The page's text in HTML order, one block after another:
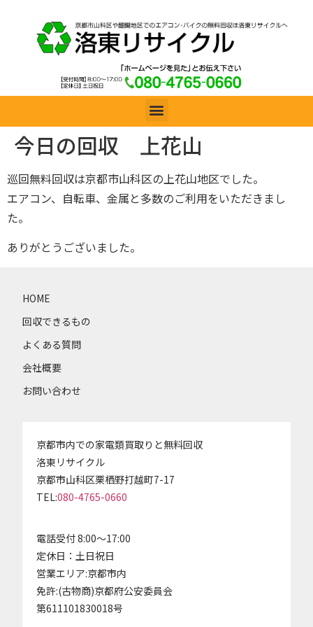
今日の回収 上花山
巡回無料回収は京都市山科区の上花山地区でした。
エアコン、自転車、金属と多数のご利用をいただきまし
た。
ありがとうございました。
HOME
回収できるもの
よくある質問
会社概要
お問い合わせ
京都市内での家電類買取りと無料回収
洛東リサイクル
京都市山科区栗栖野打越町7-17
TEL:080-4765-0660
電話受付 8:00～17:00
定休日：土日祝日
営業エリア:京都市内
免許:(古物商)京都府公安委員会
第611101830018号